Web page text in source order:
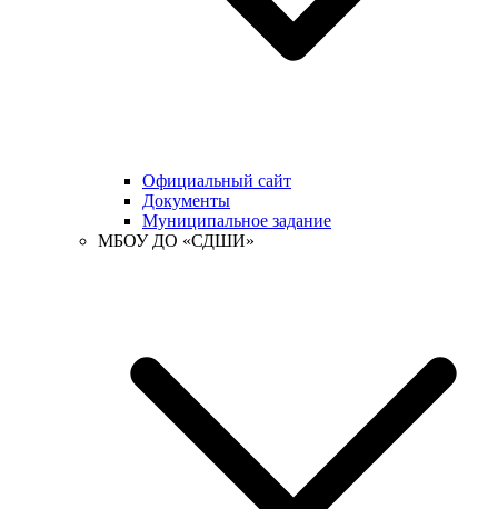
Официальный сайт
Документы
Муниципальное задание
МБОУ ДО «СДШИ»